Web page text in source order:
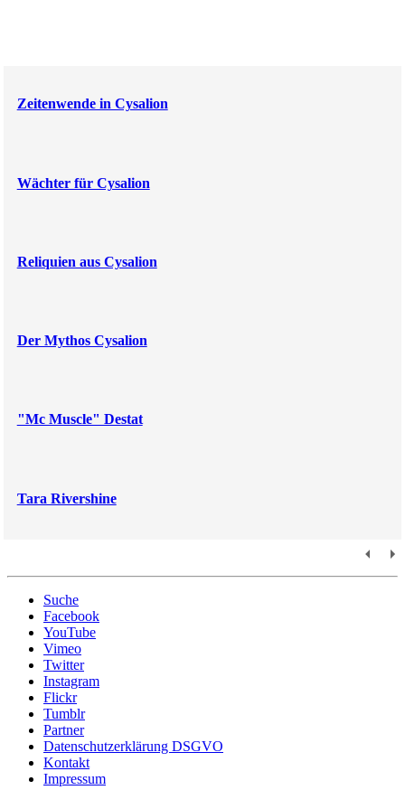
Zeitenwende in Cysalion
Wächter für Cysalion
Reliquien aus Cysalion
Der Mythos Cysalion
"Mc Muscle" Destat
Tara Rivershine
Suche
Facebook
YouTube
Vimeo
Twitter
Instagram
Flickr
Tumblr
Partner
Datenschutzerklärung DSGVO
Kontakt
Impressum